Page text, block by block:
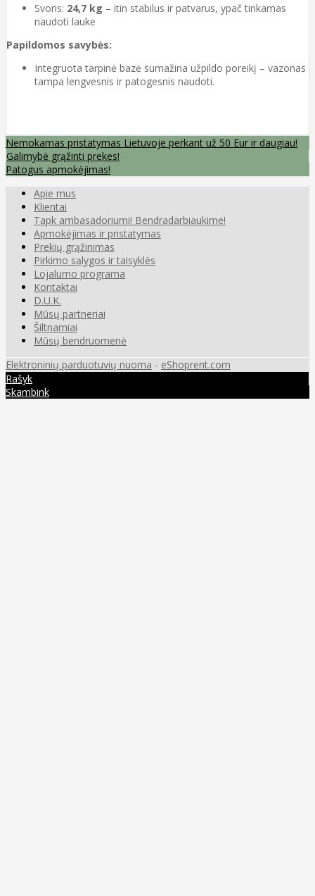
Svoris: 24,7 kg – itin stabilus ir patvarus, ypač tinkamas
naudoti lauke
Papildomos savybės:
Integruota tarpinė bazė sumažina užpildo poreikį – vazonas
tampa lengvesnis ir patogesnis naudoti.
Nemokamas pristatymas Lietuvoje perkant už 50 Eur ir daugiau!
Galimybė grąžinti prekes!
Patogus apmokėjimas!
Apie mus
Klientai
Tapk ambasadoriumi! Bendradarbiaukime!
Apmokėjimas ir pristatymas
Prekių grąžinimas
Pirkimo sąlygos ir taisyklės
Lojalumo programa
Kontaktai
D.U.K.
Mūsų partneriai
Šiltnamiai
Mūsų bendruomenė
Elektroninių parduotuvių nuoma - eShoprent.com
Rašyk
Skambink